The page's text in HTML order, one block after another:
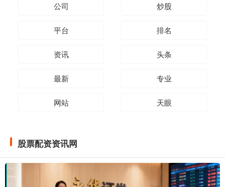
公司 炒股
平台 排名
资讯 头条
最新 专业
网站 天眼
股票配资资讯网